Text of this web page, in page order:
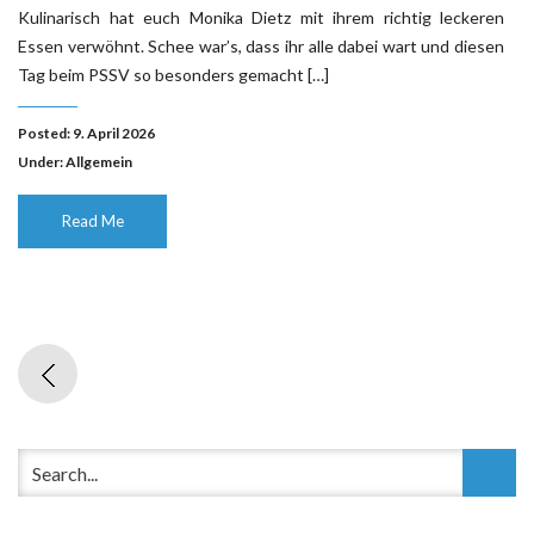
Kulinarisch hat euch Monika Dietz mit ihrem richtig leckeren
Essen verwöhnt. Schee war’s, dass ihr alle dabei wart und diesen
Tag beim PSSV so besonders gemacht […]
Posted: 9. April 2026
Under:Allgemein
Read Me